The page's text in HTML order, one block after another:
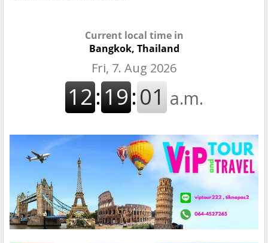
Current local time in
Bangkok, Thailand